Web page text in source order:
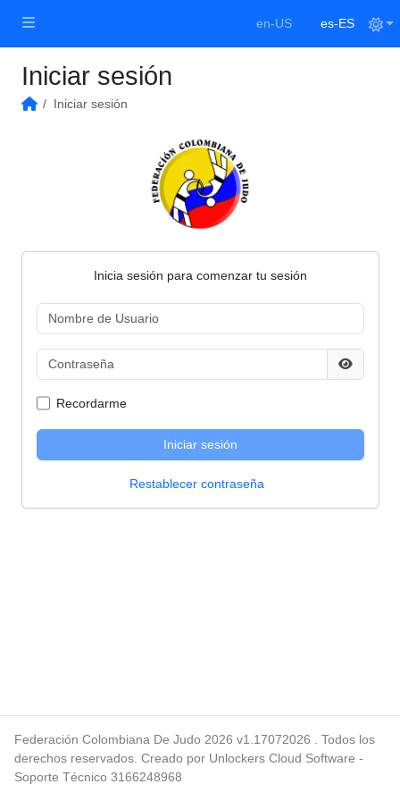
en-US es-ES
Iniciar sesión
Iniciar sesión
Inicia sesión para comenzar tu sesión
Recordarme
Iniciar sesión
Restablecer contraseña
Federación Colombiana De Judo 2026 v1.17072026 . Todos los
derechos reservados. Creado por Unlockers Cloud Software -
Soporte Técnico 3166248968